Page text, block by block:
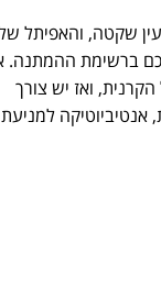
שקטה, והאפיתל
ברשימת ההמתנה.
ואז יש צורך
למניעת